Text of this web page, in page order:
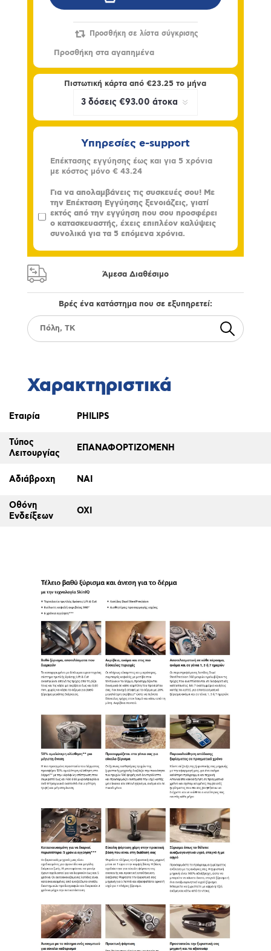
Πιστωτική κάρτα από€23.25 το μήνα
Υπηρεσίες e-support
Επέκτασης εγγύησης έως και για 5 χρόνια
με κόστος μόνο € 43.24
Για να απολαμβάνεις τις συσκευές σου! Με
την Επέκταση Εγγύησης ξενοιάζεις, γιατί
εκτός από την εγγύηση που σου προσφέρει
ο κατασκευαστής, έχεις επιπλέον καλύψεις
συνολικά για τα 5 επόμενα χρόνια.
Άμεσα Διαθέσιμο
Βρές ένα κατάστημα που σε εξυπηρετεί:
Χαρακτηριστικά
Εταιρία PHILIPS
Τύπος
Λειτουργίας
ΕΠΑΝΑΦΟΡΤΙΖΟΜΕΝΗ
Αδιάβροχη ΝΑΙ
Οθόνη
Ενδείξεων
ΟΧΙ